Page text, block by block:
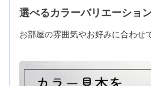
選べるカラーバリエーショ
お部屋の雰囲気やお好みに合わせ